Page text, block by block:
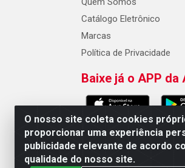
O nosso site coleta cookies
proporcionar uma experiência
publicidade relevante de acordo
qualidade do nosso site.
Catálogo Eletrônico
Marcas
Política de Privacidade
Baixe já o APP da
AC